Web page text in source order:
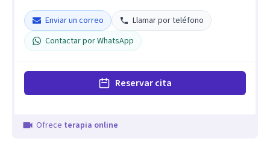
Enviar un correo
Llamar por teléfono
Contactar por WhatsApp
Reservar cita
Ofrece terapia online